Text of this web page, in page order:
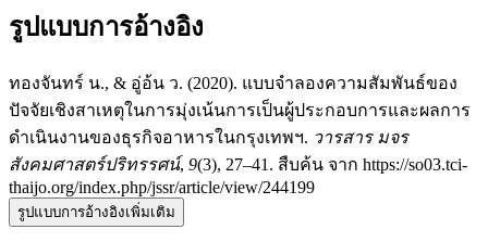
รูปแบบการอ้างอิง
ทองจันทร์ น., & อู่อ้น ว. (2020). แบบจำลองความสัมพันธ์ของ
ปัจจัยเชิงสาเหตุในการมุ่งเน้นการเป็นผู้ประกอบการและผลการ
ดำเนินงานของธุรกิจอาหารในกรุงเทพฯ. วารสาร มจร
สังคมศาสตร์ปริทรรศน์, 9(3), 27–41. สืบค้น จาก https://so03.tci-
thaijo.org/index.php/jssr/article/view/244199
รูปแบบการอ้างอิงเพิ่มเติม